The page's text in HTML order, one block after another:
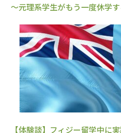
～元理系学生がもう一度休学
【体験談】フィジー留学中に